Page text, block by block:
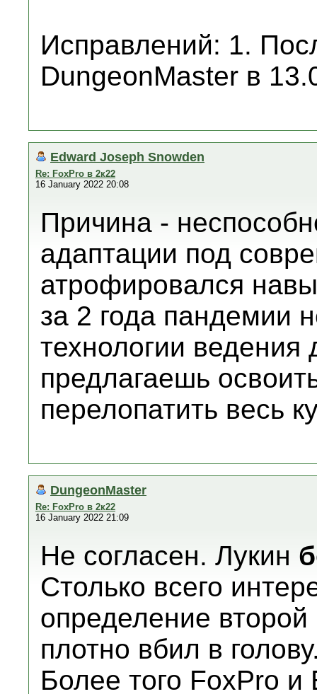
Исправлений: 1.
DungeonMaster в
Edward Joseph Snowden
Re: FoxPro в 2к22
16 January 2022 20:08
Причина -
адаптации под
атрофировался
за 2 года пандемии
технологии ведения
предлагаешь
перелопатить весь
DungeonMaster
Re: FoxPro в 2к22
16 January 2022 21:09
Не согласен. Лукин
Столько всего
определение
плотно вбил в
Более того FoxPro и